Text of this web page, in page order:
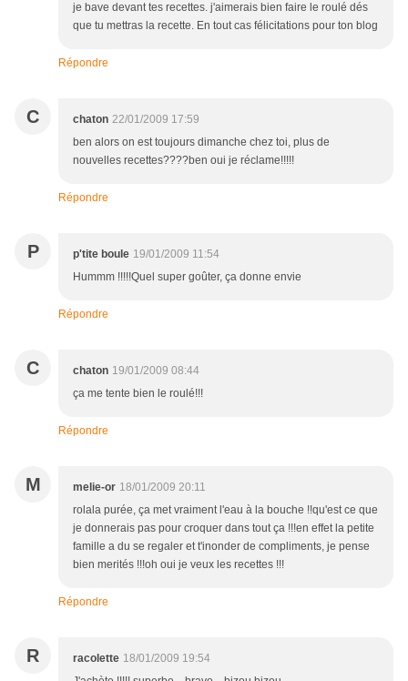
je bave devant tes recettes. j'aimerais bien faire le roulé dés
que tu mettras la recette. En tout cas félicitations pour ton blog
Répondre
C chaton 22/01/2009 17:59
ben alors on est toujours dimanche chez toi, plus de
nouvelles recettes????ben oui je réclame!!!!!
Répondre
P p'tite boule 19/01/2009 11:54
Hummm !!!!!Quel super goûter, ça donne envie
Répondre
C chaton 19/01/2009 08:44
ça me tente bien le roulé!!!
Répondre
M melie-or 18/01/2009 20:11
rolala purée, ça met vraiment l'eau à la bouche !!qu'est ce que
je donnerais pas pour croquer dans tout ça !!!en effet la petite
famille a du se regaler et t'inonder de compliments, je pense
bien merités !!!oh oui je veux les recettes !!!
Répondre
R racolette 18/01/2009 19:54